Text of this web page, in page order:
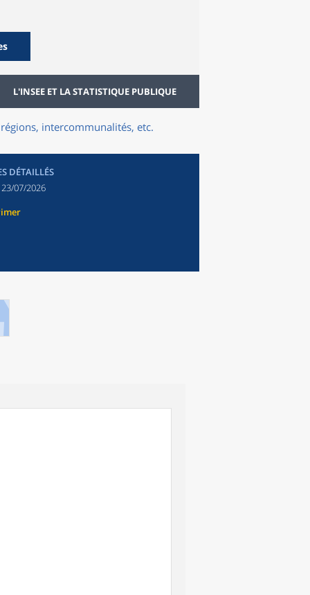
L'INSEE ET LA STATISTIQUE PUBLIQUE
intercommunalités, etc.
DÉTAILLÉS
23/07/2026